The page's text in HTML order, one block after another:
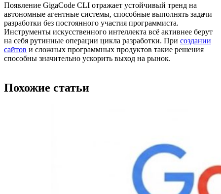
Появление GigaCode CLI отражает устойчивый тренд на
автономные агентные системы, способные выполнять задачи
разработки без постоянного участия программиста.
Инструменты искусственного интеллекта всё активнее берут
на себя рутинные операции цикла разработки. При создании
сайтов и сложных программных продуктов такие решения
способны значительно ускорить выход на рынок.
Похожие статьи